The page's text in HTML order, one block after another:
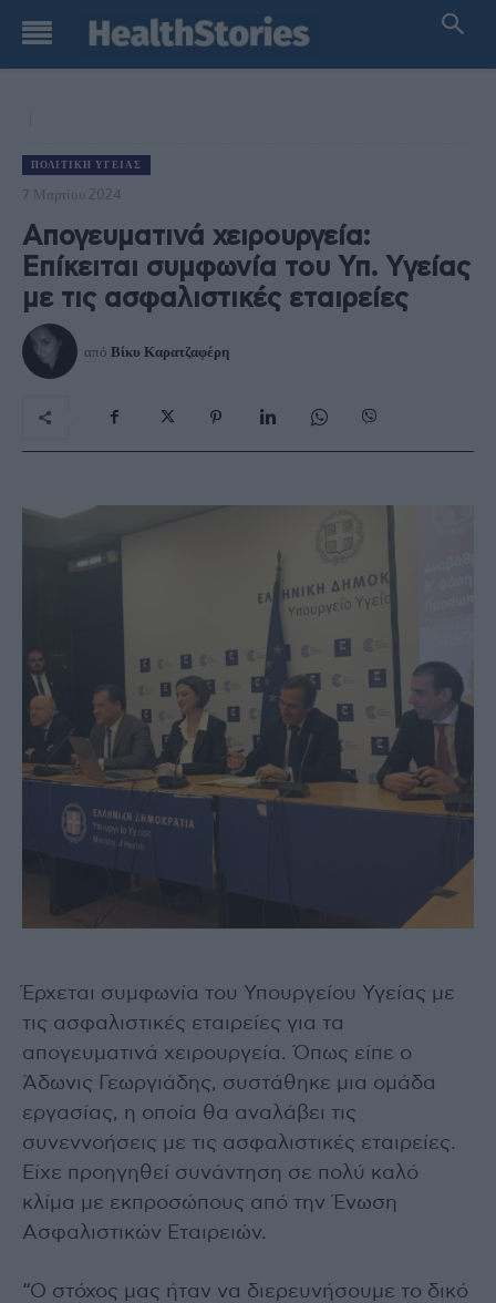
ΠΟΛΙΤΙΚΉ ΥΓΕΊΑΣ
7 Μαρτίου 2024
Απογευματινά χειρουργεία:
Επίκειται συμφωνία του Υπ. Υγείας
με τις ασφαλιστικές εταιρείες
από Βίκυ Καρατζαφέρη
Έρχεται συμφωνία του Υπουργείου Υγείας με
τις ασφαλιστικές εταιρείες για τα
απογευματινά χειρουργεία. Όπως είπε ο
Άδωνις Γεωργιάδης, συστάθηκε μια ομάδα
εργασίας, η οποία θα αναλάβει τις
συνεννοήσεις με τις ασφαλιστικές εταιρείες.
Είχε προηγηθεί συνάντηση σε πολύ καλό
κλίμα με εκπροσώπους από την Ένωση
Ασφαλιστικών Εταιρειών.
“Ο στόχος μας ήταν να διερευνήσουμε το δικό